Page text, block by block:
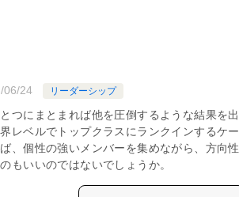
06/24 リーダーシップ
つにまとまれば他を圧倒するような結果を出
レベルでトップクラスにランクインするケー
、個性の強いメンバーを集めながら、方向性
もいいのではないでしょうか。